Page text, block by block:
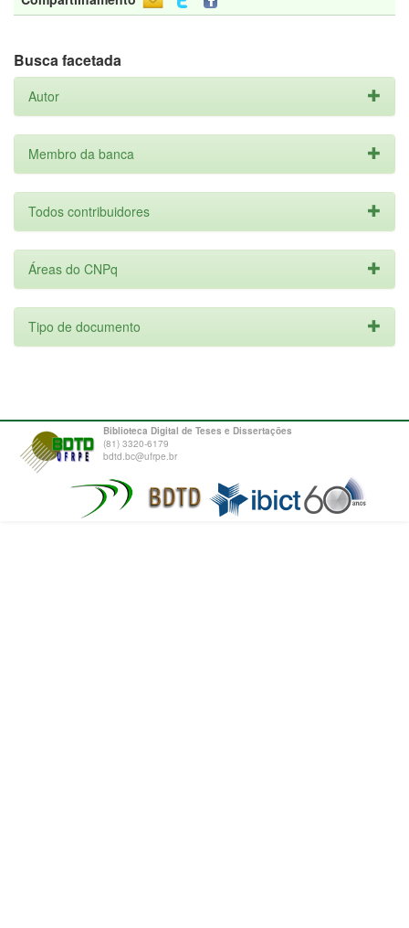
Busca facetada
Autor
Membro da banca
Todos contribuidores
Áreas do CNPq
Tipo de documento
Biblioteca Digital de Teses e Dissertações
(81) 3320-6179
bdtd.bc@ufrpe.br